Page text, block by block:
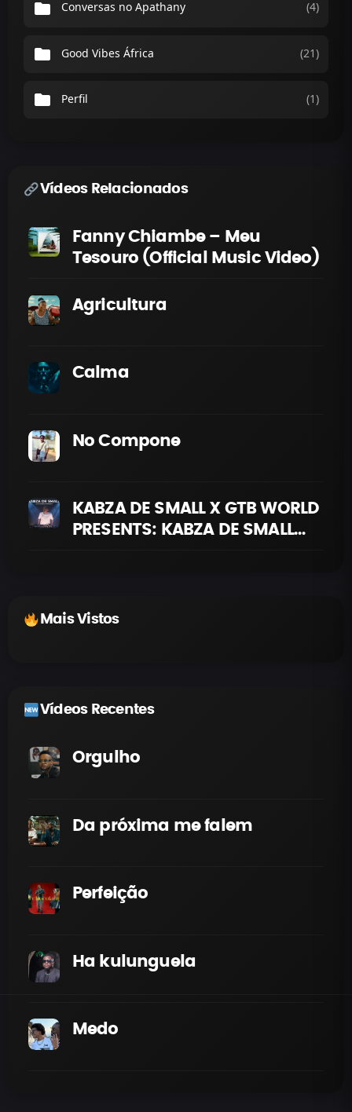
folder Conversas no Apathany (4)
folder Good Vibes África (21)
folder Perfil (1)
Vídeos Relacionados
Fanny Chiambe – Meu
Tesouro (Official Music Video)
Agricultura
Calma
No Compone
KABZA DE SMALL X GTB WORLD
PRESENTS: KABZA DE SMALL
Mais Vistos
Vídeos Recentes
Orgulho
Da próxima me falem
Perfeição
Ha kulunguela
Medo